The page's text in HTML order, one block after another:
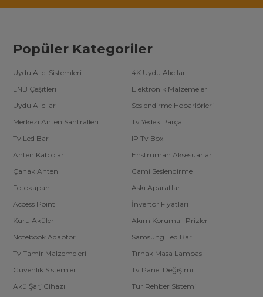
Popüler Kategoriler
Uydu Alıcı Sistemleri
4K Uydu Alıcılar
LNB Çeşitleri
Elektronik Malzemeler
Uydu Alıcılar
Seslendirme Hoparlörleri
Merkezi Anten Santralleri
Tv Yedek Parça
Tv Led Bar
IP Tv Box
Anten Kabloları
Enstrüman Aksesuarları
Çanak Anten
Cami Seslendirme
Fotokapan
Askı Aparatları
Access Point
İnvertör Fiyatları
Kuru Aküler
Akım Korumalı Prizler
Notebook Adaptör
Samsung Led Bar
Tv Tamir Malzemeleri
Tırnak Masa Lambası
Güvenlik Sistemleri
Tv Panel Değişimi
Akü Şarj Cihazı
Tur Rehber Sistemi